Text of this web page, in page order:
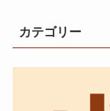
カテゴリー